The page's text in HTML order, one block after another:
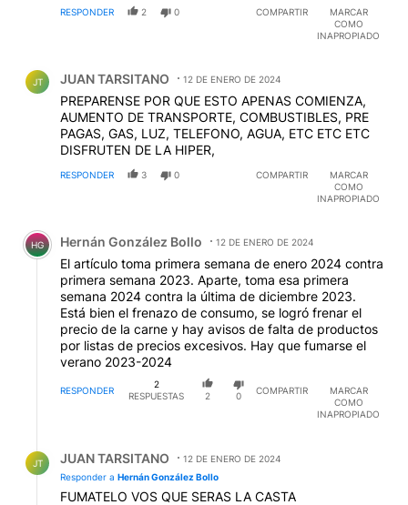
RESPONDER 2 0 COMPARTIR
MARCAR
COMO
INAPROPIADO
JT JUAN TARSITANO 12 DE ENERO DE 2024
PREPARENSE POR QUE ESTO APENAS COMIENZA,
AUMENTO DE TRANSPORTE, COMBUSTIBLES, PRE
PAGAS, GAS, LUZ, TELEFONO, AGUA, ETC ETC ETC
DISFRUTEN DE LA HIPER,
RESPONDER 3 0 COMPARTIR
MARCAR
COMO
INAPROPIADO
Comentario de Hernán González Bollo.
HG Hernán González Bollo 12 DE ENERO DE 2024
El artículo toma primera semana de enero 2024 contra
primera semana 2023. Aparte, toma esa primera
semana 2024 contra la última de diciembre 2023.
Está bien el frenazo de consumo, se logró frenar el
precio de la carne y hay avisos de falta de productos
por listas de precios excesivos. Hay que fumarse el
verano 2023-2024
RESPONDER
2
RESPUESTAS
2 0
COMPARTIR
MARCAR
COMO
INAPROPIADO
JT JUAN TARSITANO
12 DE ENERO DE 2024
Responder a Hernán González Bollo
FUMATELO VOS QUE SERAS LA CASTA